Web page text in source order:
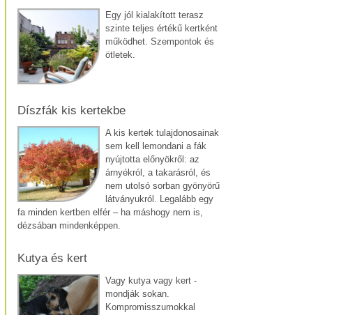
Egy jól kialakított terasz
szinte teljes értékű kertként
működhet. Szempontok és
ötletek.
Díszfák kis kertekbe
A kis kertek tulajdonosainak
sem kell lemondani a fák
nyújtotta előnyökről: az
árnyékról, a takarásról, és
nem utolsó sorban gyönyörű
látványukról. Legalább egy
fa minden kertben elfér – ha máshogy nem is,
dézsában mindenképpen.
Kutya és kert
Vagy kutya vagy kert -
mondják sokan.
Kompromisszumokkal